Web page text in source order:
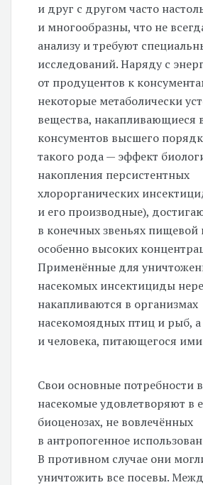
и друг с другом часто
и многообразны, что не
анализу и требуют
исследований. Наряду с
от продуцентов к
некоторые метаболически
вещества, накапливающиеся
консументов высшего
такого рода — эффект
накопления персистентных
хлорорганических
и его производные),
в конечных звеньях пищевой
особенно высоких
Применённые для
насекомых инсектициды
накапливаются в организмах
насекомоядных птиц и рыб,
и человека, питающегося
Свои основные потребности
насекомые удовлетворяют в
биоценозах, не вовлечённых
в антропогенное
В противном случае они
уничтожить все посевы.